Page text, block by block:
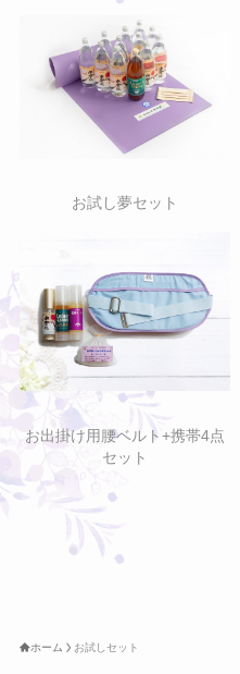
お試し夢セット
お出掛け用腰ベルト+携帯4点
セット
ホーム お試しセット